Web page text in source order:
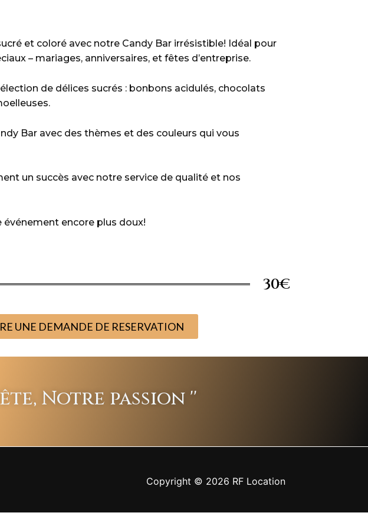
et coloré avec notre Candy Bar irrésistible! Idéal pour
– mariages, anniversaires, et fêtes d’entreprise.
de délices sucrés : bonbons acidulés, chocolats
Bar avec des thèmes et des couleurs qui vous
un succès avec notre service de qualité et nos
événement encore plus doux!
30€
UNE DEMANDE DE RESERVATION
Notre passion ''
Copyright © 2026 RF Location